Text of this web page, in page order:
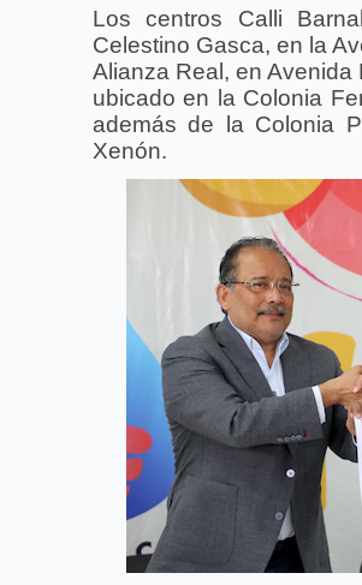
Los centros Calli
Celestino Gasca, en la
Alianza Real, en
ubicado en la Colonia
además de la Colonia
Xenón.